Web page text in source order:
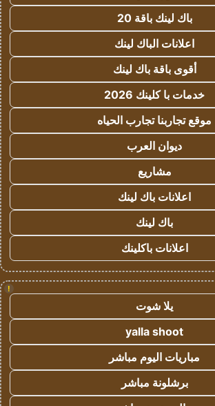
باك لينك باقة 20
اعلانات الباك لينك
أقوى باقة باك لينك
خدمات با كلينك 2026
موقع تجاربنا تجارب الحياه
ديوان العرب
مشاريع
اعلانات باك لينك
باك لينك
اعلانات باكلينك
!
يلا شوت
yalla shoot
مباريات اليوم مباشر
برشلونة مباشر